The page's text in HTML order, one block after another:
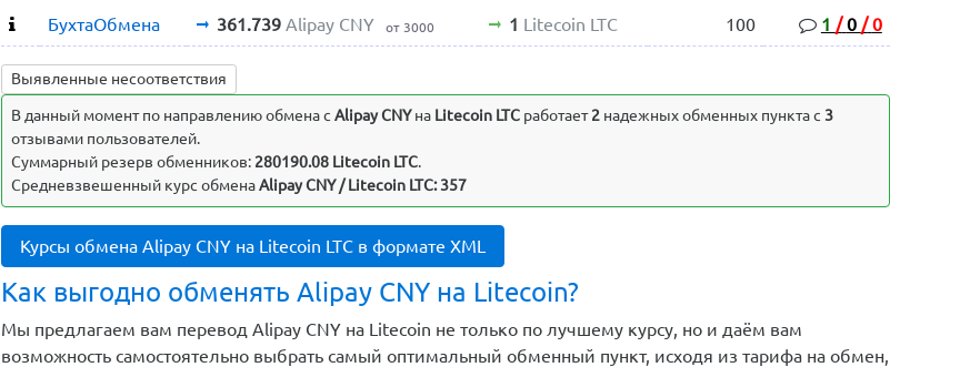
БухтаОбмена 361.739 Alipay CNY от 3000 1 Litecoin LTC 100 1 / 0 / 0
Выявленные несоответствия
В данный момент по направлению обмена c Alipay CNYна Litecoin LTC работает2 надежных обменных пункта с 3
отзывами пользователей.
Суммарный резерв обменников: 280190.08 Litecoin LTC.
Средневзвешенный курс обменаAlipay CNY / Litecoin LTC: 357
Курсы обмена Alipay CNY на Litecoin LTC в формате XML
Как выгодно обменять Alipay CNY на Litecoin?
Мы предлагаем вам перевод Alipay CNY на Litecoin не только по лучшему курсу, но и даём вам
возможность самостоятельно выбрать самый оптимальный обменный пункт, исходя из тарифа на обмен,